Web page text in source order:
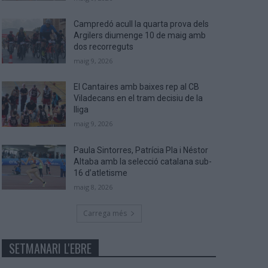
Campredó acull la quarta prova dels
Argilers diumenge 10 de maig amb
dos recorreguts
maig 9, 2026
El Cantaires amb baixes rep al CB
Viladecans en el tram decisiu de la
lliga
maig 9, 2026
Paula Sintorres, Patrícia Pla i Néstor
Altaba amb la selecció catalana sub-
16 d’atletisme
maig 8, 2026
Carrega més
SETMANARI L'EBRE